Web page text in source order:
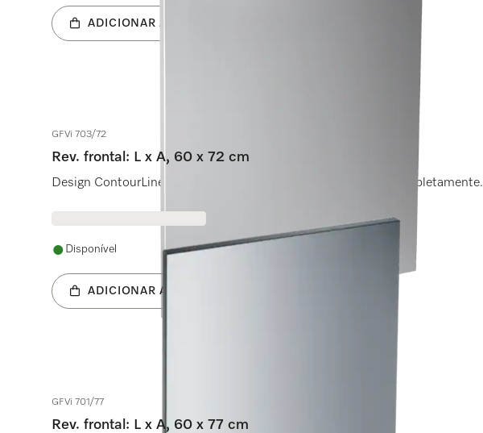
ADICIONAR AO CARRINHO
GFVi 703/72
Rev. frontal: L x A, 60 x 72 cm
Design ContourLine para máquina de lavar louça de integrar completamente.
Disponível
ADICIONAR AO CARRINHO
GFVi 701/77
Rev. frontal: L x A, 60 x 77 cm